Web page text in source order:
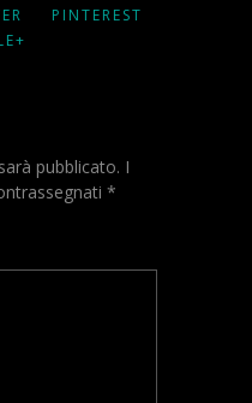
PINTEREST
pubblicato. I
*